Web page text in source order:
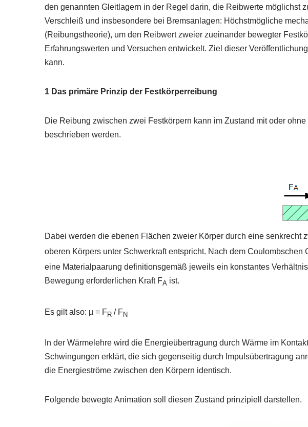
den genannten Gleitlagern in der Regel darin, die Reibwerte möglichst
Verschleiß und insbesondere bei Bremsanlagen: Höchstmögliche
(Reibungstheorie), um den Reibwert zweier zueinander bewegter
Erfahrungswerten und Versuchen entwickelt. Ziel dieser
kann.
1 Das primäre Prinzip der Festkörperreibung
Die Reibung zwischen zwei Festkörpern kann im Zustand mit oder
beschrieben werden.
Dabei werden die ebenen Flächen zweier Körper durch eine senkrecht
oberen Körpers unter Schwerkraft entspricht. Nach dem
eine Materialpaarung definitionsgemäß jeweils ein konstantes
Bewegung erforderlichen Kraft FA ist.
Es gilt also: µ = FR / FN
In der Wärmelehre wird die Energieübertragung durch Wärme im
Schwingungen erklärt, die sich gegenseitig durch Impulsübertragung
die Energieströme zwischen den Körpern identisch.
Folgende bewegte Animation soll diesen Zustand prinzipiell darstellen.